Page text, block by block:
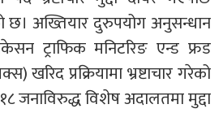
छ। अख्तियार दुरुपयोग अनुसन्धान
ट्राफिक मनिटरिङ एन्ड फ्रड
खरिद प्रक्रियामा भ्रष्टाचार गरेको
जनाविरुद्ध विशेष अदालतमा मुद्दा